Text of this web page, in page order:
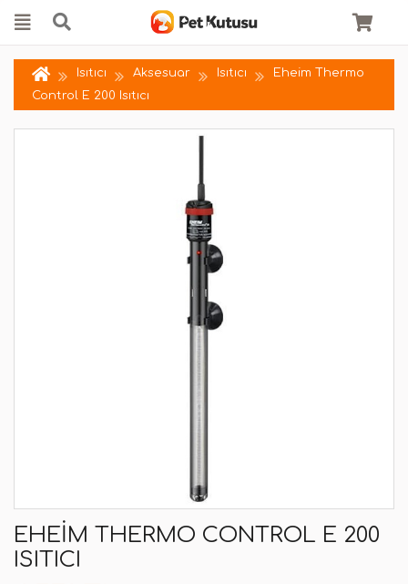
Isıtıcı Aksesuar Isıtıcı
Eheim Thermo
Control E 200 Isıtıcı
EHEIM THERMO CONTROL E 200
ISITICI